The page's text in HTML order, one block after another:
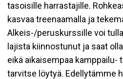
tasoisille harrastajille.
kasvaa treenaamalla ja
Alkeis-/peruskurssille voi
lajista kiinnostunut ja saat
eikä aikaisempaa kamppailu-
tarvitse löytyä. Edellytämme